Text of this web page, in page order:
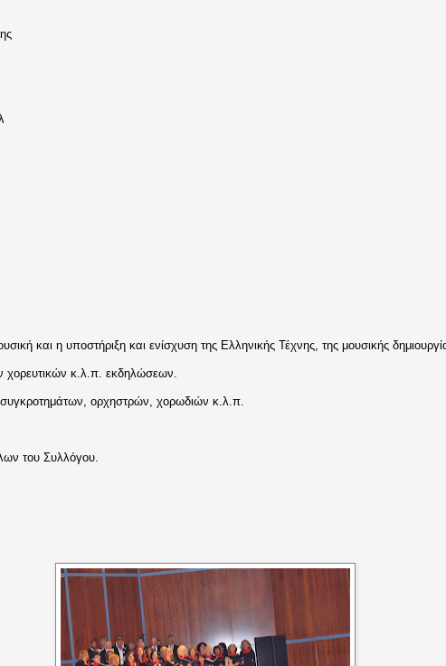
και η υποστήριξη και ενίσχυση της Ελληνικής Τέχνης, της μουσικής
κ.λ.π. εκδηλώσεων.
συγκροτημάτων, ορχηστρών, χορωδιών κ.λ.π.
του Συλλόγου.